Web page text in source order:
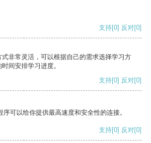
支持[0] 反对[0]
非常灵活，可以根据自己的需求选择学习方
间安排学习进度。
支持[0] 反对[0]
可以给你提供最高速度和安全性的连接。
支持[0] 反对[0]